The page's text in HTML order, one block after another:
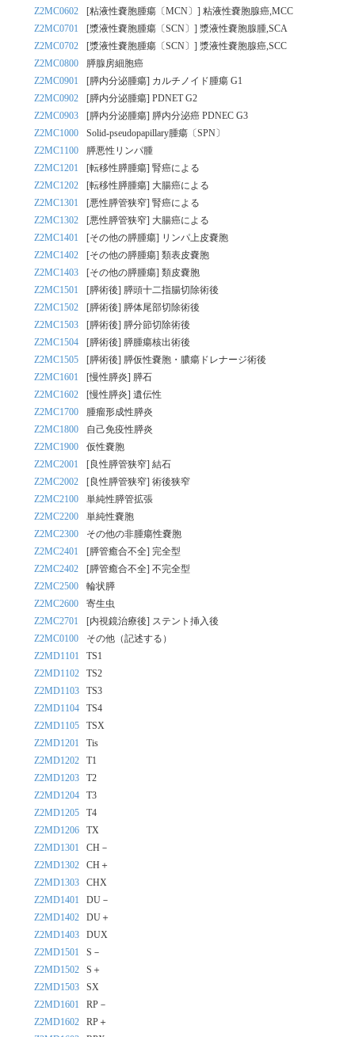
Z2MC0602
[粘液性嚢胞腫瘍〔MCN〕] 粘液性嚢胞腺癌,MCC
Z2MC0701
[漿液性嚢胞腫瘍〔SCN〕] 漿液性嚢胞腺腫,SCA
Z2MC0702
[漿液性嚢胞腫瘍〔SCN〕] 漿液性嚢胞腺癌,SCC
Z2MC0800
膵腺房細胞癌
Z2MC0901
[膵内分泌腫瘍] カルチノイド腫瘍 G1
Z2MC0902
[膵内分泌腫瘍] PDNET G2
Z2MC0903
[膵内分泌腫瘍] 膵内分泌癌 PDNEC G3
Z2MC1000
Solid-pseudopapillary腫瘍〔SPN〕
Z2MC1100
膵悪性リンパ腫
Z2MC1201
[転移性膵腫瘍] 腎癌による
Z2MC1202
[転移性膵腫瘍] 大腸癌による
Z2MC1301
[悪性膵管狭窄] 腎癌による
Z2MC1302
[悪性膵管狭窄] 大腸癌による
Z2MC1401
[その他の膵腫瘍] リンパ上皮嚢胞
Z2MC1402
[その他の膵腫瘍] 類表皮嚢胞
Z2MC1403
[その他の膵腫瘍] 類皮嚢胞
Z2MC1501
[膵術後] 膵頭十二指腸切除術後
Z2MC1502
[膵術後] 膵体尾部切除術後
Z2MC1503
[膵術後] 膵分節切除術後
Z2MC1504
[膵術後] 膵腫瘍核出術後
Z2MC1505
[膵術後] 膵仮性嚢胞・膿瘍ドレナージ術後
Z2MC1601
[慢性膵炎] 膵石
Z2MC1602
[慢性膵炎] 遺伝性
Z2MC1700
腫瘤形成性膵炎
Z2MC1800
自己免疫性膵炎
Z2MC1900
仮性嚢胞
Z2MC2001
[良性膵管狭窄] 結石
Z2MC2002
[良性膵管狭窄] 術後狭窄
Z2MC2100
単純性膵管拡張
Z2MC2200
単純性嚢胞
Z2MC2300
その他の非腫瘍性嚢胞
Z2MC2401
[膵管癒合不全] 完全型
Z2MC2402
[膵管癒合不全] 不完全型
Z2MC2500
輪状膵
Z2MC2600
寄生虫
Z2MC2701
[内視鏡治療後] ステント挿入後
Z2MC0100
その他（記述する）
Z2MD1101
TS1
Z2MD1102
TS2
Z2MD1103
TS3
Z2MD1104
TS4
Z2MD1105
TSX
Z2MD1201
Tis
Z2MD1202
T1
Z2MD1203
T2
Z2MD1204
T3
Z2MD1205
T4
Z2MD1206
TX
Z2MD1301
CH－
Z2MD1302
CH＋
Z2MD1303
CHX
Z2MD1401
DU－
Z2MD1402
DU＋
Z2MD1403
DUX
Z2MD1501
S－
Z2MD1502
S＋
Z2MD1503
SX
Z2MD1601
RP－
Z2MD1602
RP＋